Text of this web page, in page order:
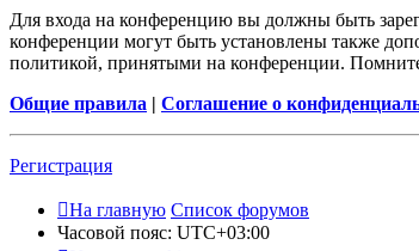
Для входа на конференцию вы должны быть
конференции могут быть установлены также
политикой, принятыми на конференции.
Общие правила | Соглашение о
Регистрация
На главную Список форумов
Часовой пояс: UTC+03:00